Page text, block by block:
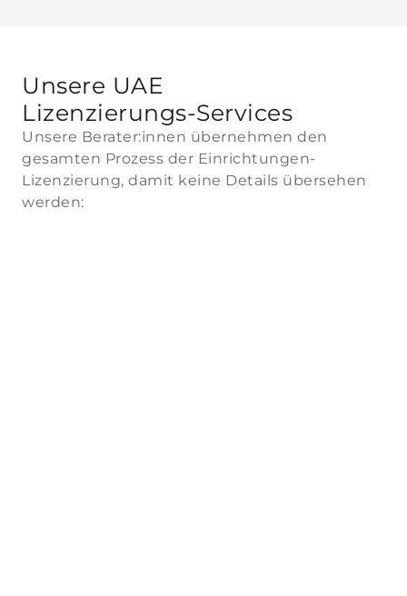
Unsere UAE
Lizenzierungs-Services
Unsere Berater:innen übernehmen den
gesamten Prozess der Einrichtungen-
Lizenzierung, damit keine Details übersehen
werden: